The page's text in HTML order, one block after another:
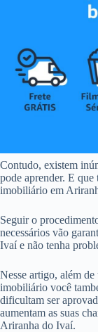
Contudo, existem
pode aprender. E
imobiliário em
Seguir o
necessários vão
Ivaí e não tenha
Nesse artigo, além
imobiliário você
dificultam ser
aumentam as suas
Ariranha do Ivaí.